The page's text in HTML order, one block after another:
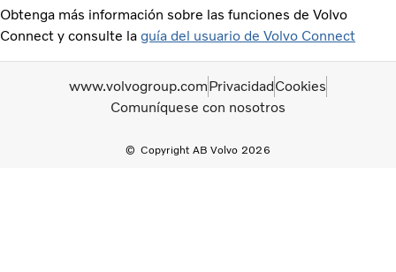
Obtenga más información sobre las funciones de Volvo
Connect y consulte la guía del usuario de Volvo Connect
Copyright AB Volvo 2026
www.volvogroup.comPrivacidadCookies
Comuníquese con nosotros